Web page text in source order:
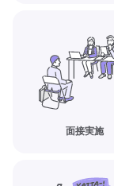
面接実施